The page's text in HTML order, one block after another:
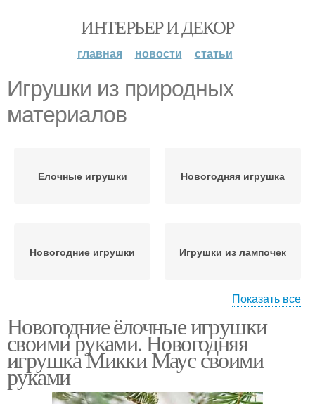
ИНТЕРЬЕР И ДЕКОР
главная новости статьи
Игрушки из природных
материалов
Елочные игрушки Новогодняя игрушка
Новогодние игрушки Игрушки из лампочек
Руки из природных
материалов
Показать все
Новогодние ёлочные игрушки
своими руками. Новогодняя
игрушка Микки Маус своими
руками